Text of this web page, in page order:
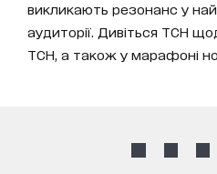
викликають резонанс у
аудиторії. Дивіться ТСН
ТСН, а також у марафоні